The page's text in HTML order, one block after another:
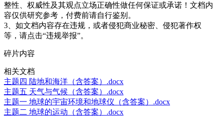
整性、权威性及其观点立场正确性做任何保证或承诺！文档内
容仅供研究参考，付费前请自行鉴别。
3、如文档内容存在违规，或者侵犯商业秘密、侵犯著作权
等，请点击“违规举报”。
碎片内容
相关文档
主题四 陆地和海洋（含答案）.docx
主题五 天气与气候（含答案）.docx
主题一 地球的宇宙环境和地球仪（含答案）.docx
主题二 地球的运动（含答案）.docx